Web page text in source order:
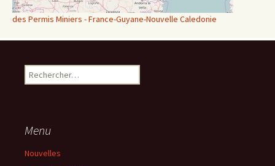
des Permis Miniers - France-Guyane-Nouvelle Caledonie
Rechercher :
Menu
Nouvelles